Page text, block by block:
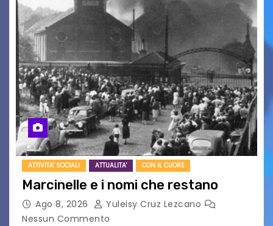
ATTIVITA' SOCIALI ATTUALITA' CON IL CUORE
Marcinelle e i nomi che restano
Ago 8, 2026
Yuleisy Cruz Lezcano
Nessun Commento